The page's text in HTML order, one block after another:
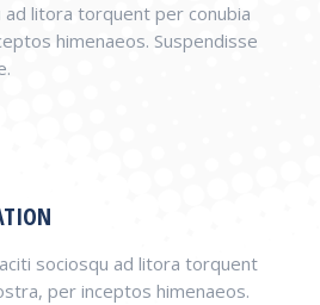
ad litora torquent per conubia
himenaeos. Suspendisse
sociosqu ad litora torquent
per inceptos himenaeos.